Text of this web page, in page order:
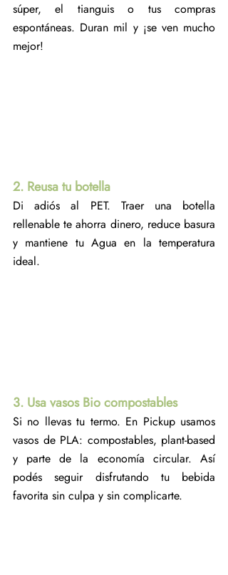
súper, el tianguis o tus compras
espontáneas. Duran mil y ¡se ven mucho
mejor!
2. Reusa tu botella
Di adiós al PET. Traer una botella
rellenable te ahorra dinero, reduce basura
y mantiene tu Agua en la temperatura
ideal.
3. Usa vasos Bio compostables
Si no llevas tu termo. En Pickup usamos
vasos de PLA: compostables, plant-based
y parte de la economía circular. Así
podés seguir disfrutando tu bebida
favorita sin culpa y sin complicarte.